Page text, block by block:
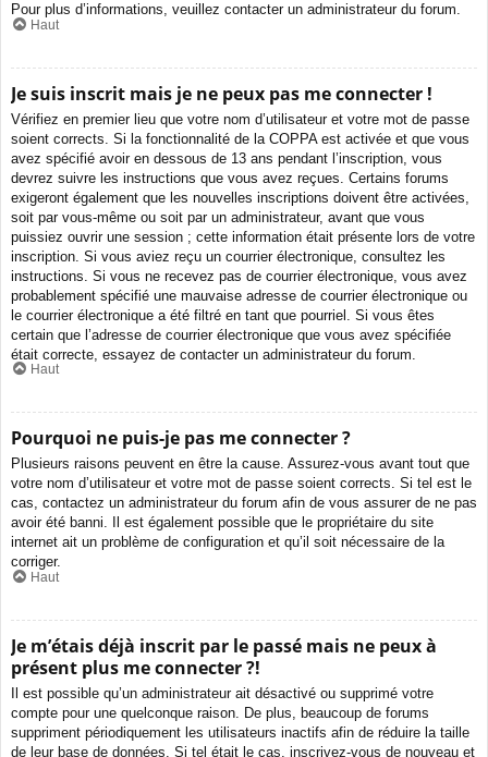
Pour plus d’informations, veuillez contacter un administrateur du forum.
Haut
Je suis inscrit mais je ne peux pas me connecter !
Vérifiez en premier lieu que votre nom d’utilisateur et votre mot de passe
soient corrects. Si la fonctionnalité de la COPPA est activée et que vous
avez spécifié avoir en dessous de 13 ans pendant l’inscription, vous
devrez suivre les instructions que vous avez reçues. Certains forums
exigeront également que les nouvelles inscriptions doivent être activées,
soit par vous-même ou soit par un administrateur, avant que vous
puissiez ouvrir une session ; cette information était présente lors de votre
inscription. Si vous aviez reçu un courrier électronique, consultez les
instructions. Si vous ne recevez pas de courrier électronique, vous avez
probablement spécifié une mauvaise adresse de courrier électronique ou
le courrier électronique a été filtré en tant que pourriel. Si vous êtes
certain que l’adresse de courrier électronique que vous avez spécifiée
était correcte, essayez de contacter un administrateur du forum.
Haut
Pourquoi ne puis-je pas me connecter ?
Plusieurs raisons peuvent en être la cause. Assurez-vous avant tout que
votre nom d’utilisateur et votre mot de passe soient corrects. Si tel est le
cas, contactez un administrateur du forum afin de vous assurer de ne pas
avoir été banni. Il est également possible que le propriétaire du site
internet ait un problème de configuration et qu’il soit nécessaire de la
corriger.
Haut
Je m’étais déjà inscrit par le passé mais ne peux à
présent plus me connecter ?!
Il est possible qu’un administrateur ait désactivé ou supprimé votre
compte pour une quelconque raison. De plus, beaucoup de forums
suppriment périodiquement les utilisateurs inactifs afin de réduire la taille
de leur base de données. Si tel était le cas, inscrivez-vous de nouveau et